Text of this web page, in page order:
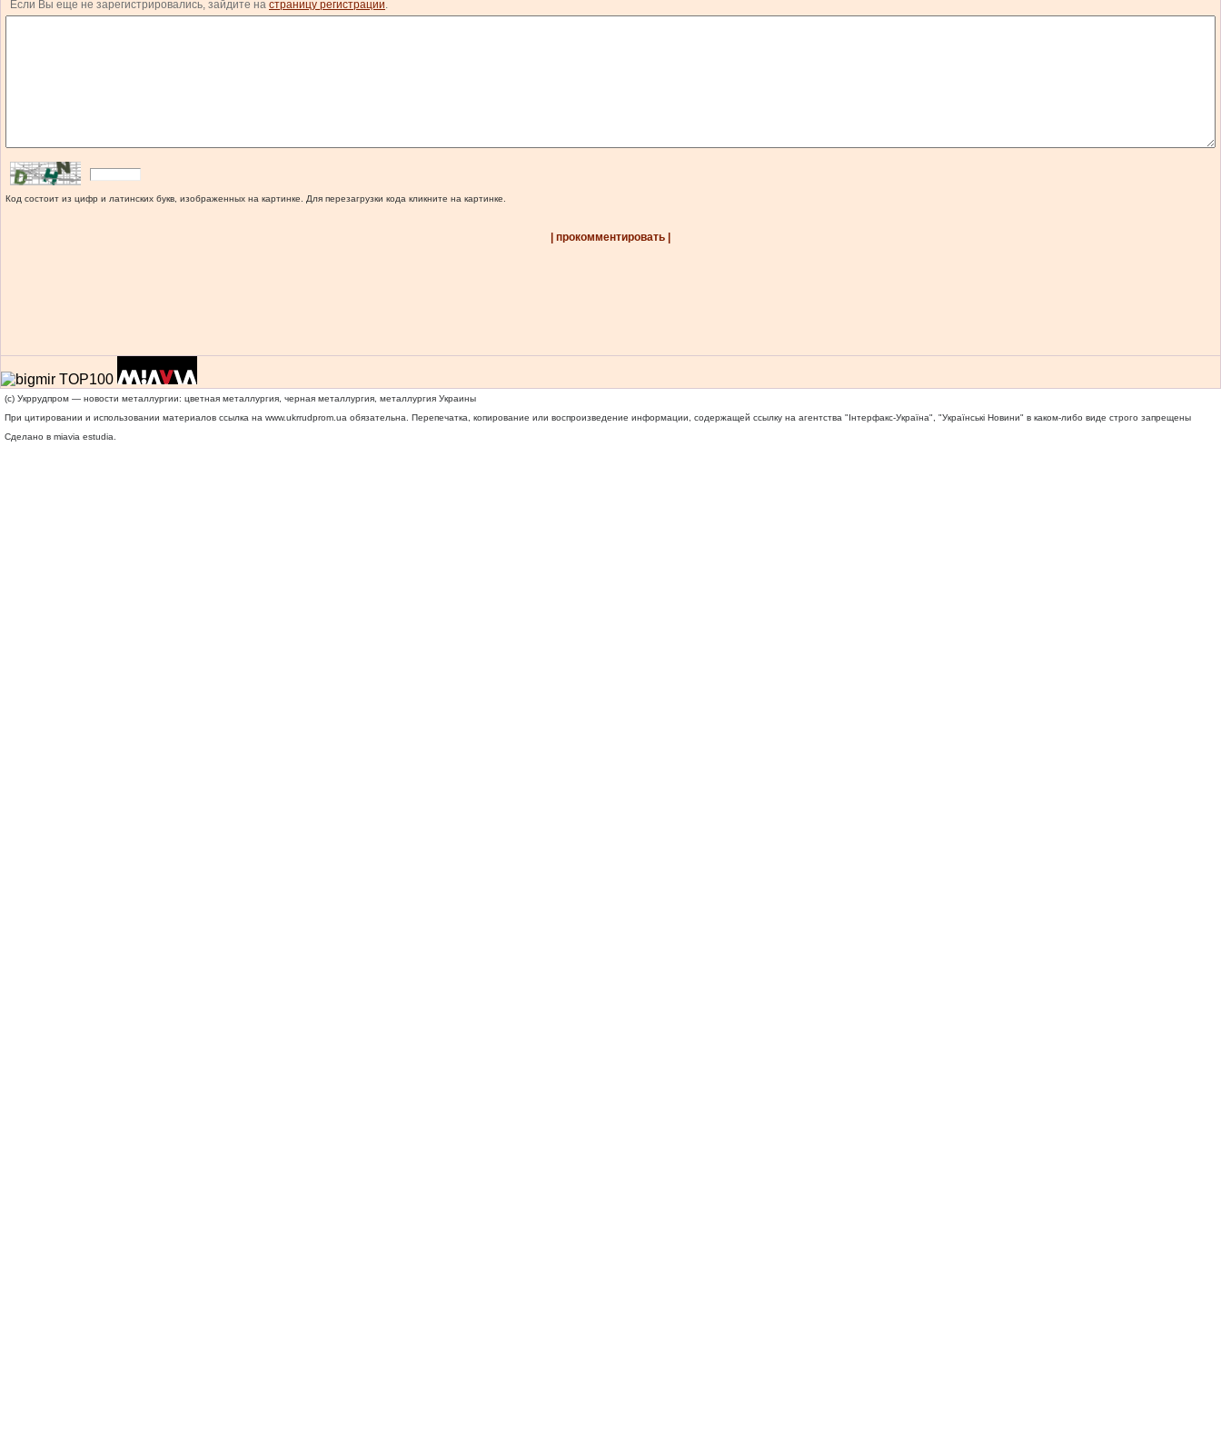
Если Вы еще не зарегистрировались, зайдите на страницу регистрации.
Код состоит из цифр и латинских букв, изображенных на картинке. Для перезагрузки кода кликните на картинке.
| прокомментировать |
(c) Укррудпром — новости металлургии: цветная металлургия, черная металлургия, металлургия Украины
При цитировании и использовании материалов ссылка на www.ukrrudprom.ua обязательна. Перепечатка, копирование или воспроизведение информации, содержащей ссылку на агентства "Iнтерфакс-Україна", "Українськi Новини" в каком-либо виде строго запрещены
Сделано в miavia estudia.